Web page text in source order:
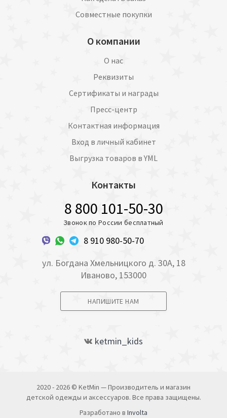
ketmin_kids
Совместные покупки
О компании
О нас
Реквизиты
Сертификаты и награды
Пресс-центр
Контактная информация
Вход в личный кабинет
Выгрузка товаров в YML
Контакты
8 800 101-50-30
Звонок по России бесплатный
8 910 980-50-70
ул. Богдана Хмельницкого д. 30А, 18
Иваново, 153000
НАПИШИТЕ НАМ
2020 - 2026 © KetMin — Производитель и магазин
детской одежды и аксессуаров. Все права защищены.
Разработано в Involta